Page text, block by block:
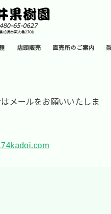
店頭販売 直売所のご案内
メールをお願いいたしま